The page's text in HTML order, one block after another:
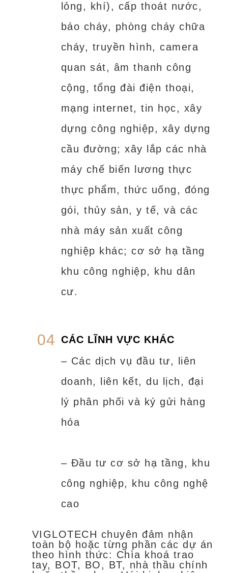
lỏng, khí), cấp thoát nước,
báo cháy, phòng cháy chữa
cháy, truyền hình, camera
quan sát, âm thanh công
cộng, tổng đài điện thoại,
mạng internet, tin học, xây
dựng công nghiệp, xây dựng
cầu đường; xây lắp các nhà
máy chế biến lương thực
thực phẩm, thức uống, đóng
gói, thủy sản, y tế, và các
nhà máy sản xuất công
nghiệp khác; cơ sở hạ tầng
khu công nghiệp, khu dân
cư.
04 CÁC LĨNH VỰC KHÁC
– Các dịch vụ đầu tư, liên
doanh, liên kết, du lịch, đại
lý phân phối và ký gửi hàng
hóa
– Đầu tư cơ sở hạ tầng, khu
công nghiệp, khu công nghệ
cao
VIGLOTECH chuyên đảm nhận
toàn bộ hoặc từng phần các dự án
theo hình thức: Chìa khoá trao
tay, BOT, BO, BT, nhà thầu chính